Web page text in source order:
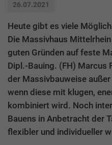
26.07.2021
Heute gibt es viele
Die Massivhaus
guten Gründen auf feste
Dipl.-Bauing. (FH) Marcus
der Massivbauweise
wenn diese mit klugen,
kombiniert wird. Noch
Bauens in Anbetracht der
flexibler und individueller